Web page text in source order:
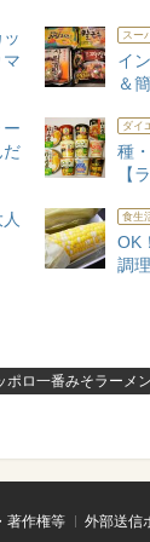
スー
イ
＆
だ
ダイ
種
【
食生
OK
調
ポロ一番みそラーメン
著作権等 外部送信